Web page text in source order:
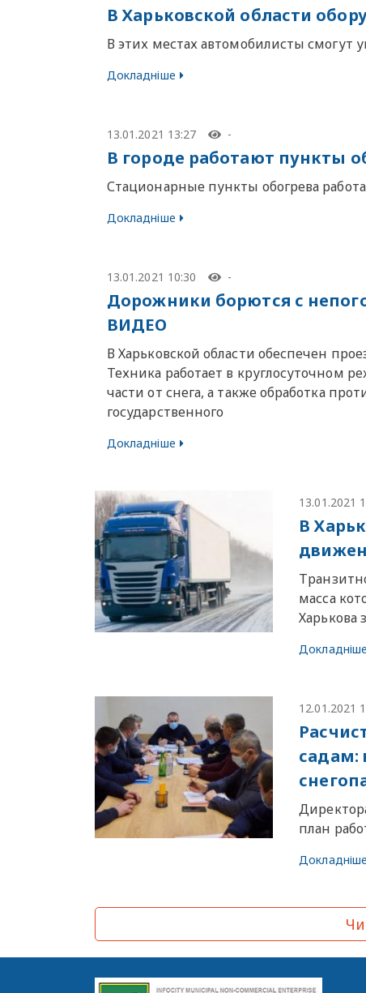
В Харьковской области
В этих местах автомобилисты смогут
Докладніше
13.01.2021 13:27 -
В городе работают пункты
Стационарные пункты обогрева
Докладніше
13.01.2021 10:30 -
Дорожники борются с
ВИДЕО
В Харьковской области обеспечен
Техника работает в круглосуточном
части от снега, а также обработка
государственного
Докладніше
13.01.2021
В
масса
Харькова
Докладніше
12.01.2021
садам:
план
Докладніше